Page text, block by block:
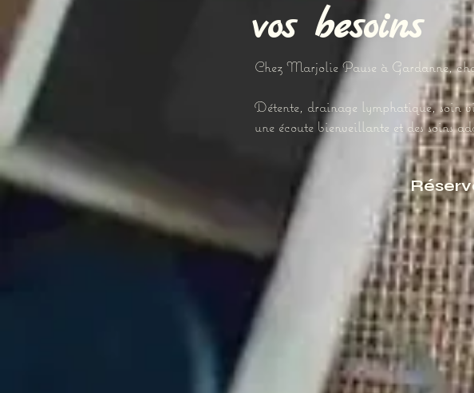
vos besoins
Chez Marjolie Pause à Gardanne,
Détente, drainage lymphatique, soin
une écoute bienveillante et des soins